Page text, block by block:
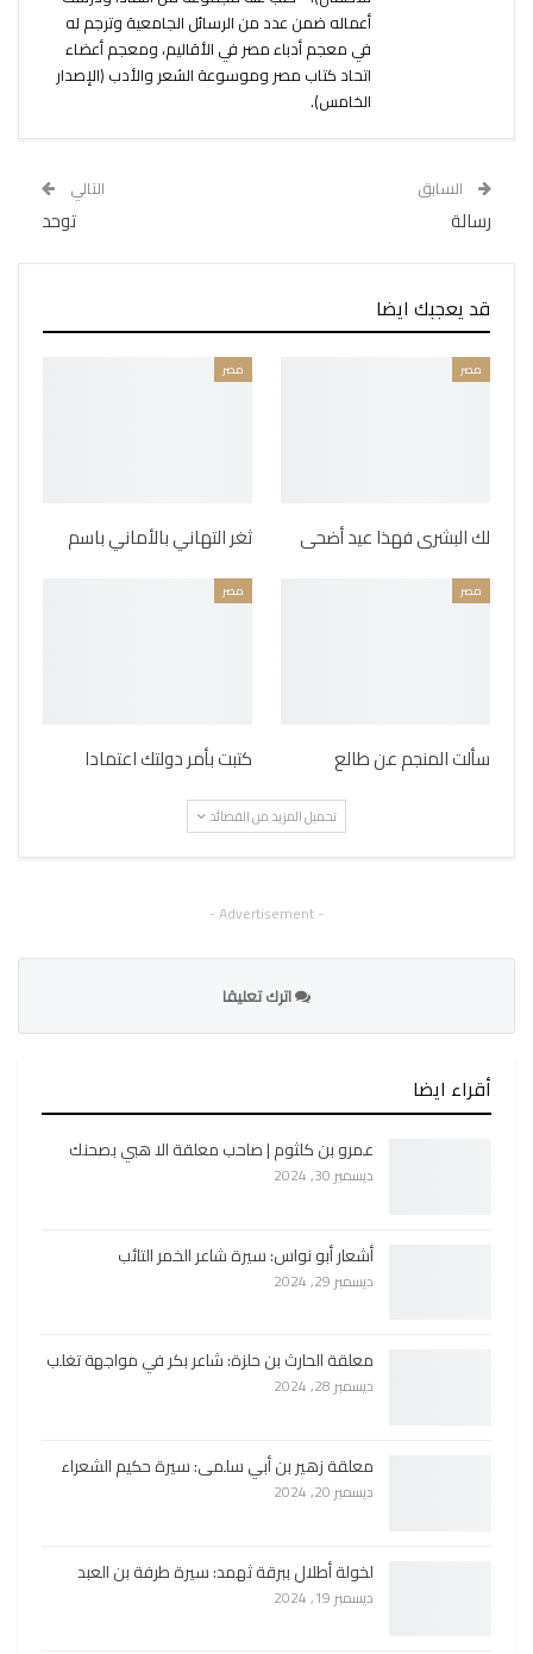
أعماله ضمن عدد من الرسائل الجامعية وترجم له
في معجم أدباء مصر في الأقاليم، ومعجم أعضاء
اتحاد كتاب مصر وموسوعة الشعر والأدب (الإصدار
الخامس).
السابق
رسالة
التالي
توحد
قد يعجبك ايضا
مصر
لك البشرى فهذا عيد أضحى
مصر
ثغر التهاني بالأماني باسم
مصر
سألت المنجم عن طالع
مصر
كتبت بأمر دولتك اعتمادا
تحميل المزيد من القصائد
- Advertisement -
اترك تعليقا
أقراء ايضا
عمرو بن كلثوم | صاحب معلقة الا هبي بصحنك
ديسمبر 30, 2024
أشعار أبو نواس: سيرة شاعر الخمر التائب
ديسمبر 29, 2024
معلقة الحارث بن حلزة: شاعر بكر في مواجهة تغلب
ديسمبر 28, 2024
معلقة زهير بن أبي سلمى: سيرة حكيم الشعراء
ديسمبر 20, 2024
لخولة أطلال ببرقة ثهمد: سيرة طرفة بن العبد
ديسمبر 19, 2024